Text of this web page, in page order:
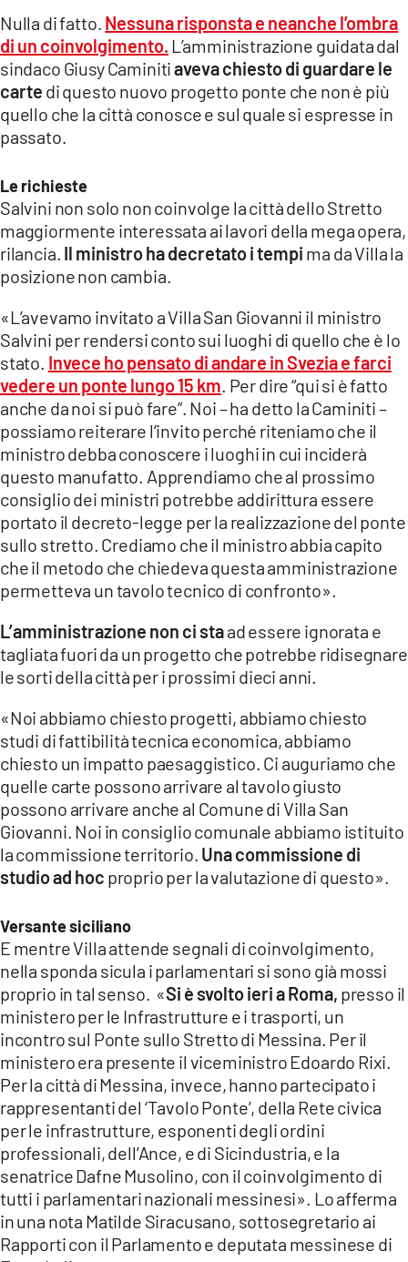
LACONAIR.IT
LACITYMAG.IT
ILREGGINO.IT
COSENZACHANNEL.IT
ILVIBONESE.IT
CATANZAROCHANNEL.IT
LACAPITALENEWS.IT
App
ANDROID
APPLE
Nulla di fatto. Nessuna risponsta e neanche l’ombra
di un coinvolgimento. L’amministrazione guidata dal
sindaco Giusy Caminitiaveva chiesto di guardare le
carte di questo nuovo progetto ponte che non è più
quello che la città conosce e sul quale si espresse in
passato.
Le richieste
Salvini non solo non coinvolge la città dello Stretto
maggiormente interessata ai lavori della mega opera,
rilancia. Il ministro ha decretato i tempi ma da Villa la
posizione non cambia.
«L’avevamo invitato a Villa San Giovanni il ministro
Salvini per rendersi conto sui luoghi di quello che è lo
stato. Invece ho pensato di andare in Svezia e farci
vedere un ponte lungo 15 km. Per dire “qui si è fatto
anche da noi si può fare”. Noi – ha detto la Caminiti –
possiamo reiterare l’invito perché riteniamo che il
ministro debba conoscere i luoghi in cui inciderà
questo manufatto. Apprendiamo che al prossimo
consiglio dei ministri potrebbe addirittura essere
portato il decreto-legge per la realizzazione del ponte
sullo stretto. Crediamo che il ministro abbia capito
che il metodo che chiedeva questa amministrazione
permetteva un tavolo tecnico di confronto».
L’amministrazione non ci staad essere ignorata e
tagliata fuori da un progetto che potrebbe ridisegnare
le sorti della città per i prossimi dieci anni.
«Noi abbiamo chiesto progetti, abbiamo chiesto
studi di fattibilità tecnica economica, abbiamo
chiesto un impatto paesaggistico. Ci auguriamo che
quelle carte possono arrivare al tavolo giusto
possono arrivare anche al Comune di Villa San
Giovanni. Noi in consiglio comunale abbiamo istituito
la commissione territorio. Una commissione di
studio ad hoc proprio per la valutazione di questo».
Versante siciliano
E mentre Villa attende segnali di coinvolgimento,
nella sponda sicula i parlamentari si sono già mossi
proprio in tal senso. «Si è svolto ieri a Roma, presso il
ministero per le Infrastrutture e i trasporti, un
incontro sul Ponte sullo Stretto di Messina. Per il
ministero era presente il viceministro Edoardo Rixi.
Per la città di Messina, invece, hanno partecipato i
rappresentanti del ‘Tavolo Ponte’, della Rete civica
per le infrastrutture, esponenti degli ordini
professionali, dell’Ance, e di Sicindustria, e la
senatrice Dafne Musolino, con il coinvolgimento di
tutti i parlamentari nazionali messinesi». Lo afferma
in una nota Matilde Siracusano, sottosegretario ai
Rapporti con il Parlamento e deputata messinese di